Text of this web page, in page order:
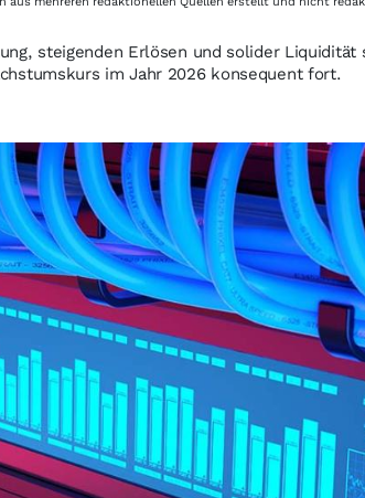
steigenden Erlösen und solider Liquidität
im Jahr 2026 konsequent fort.